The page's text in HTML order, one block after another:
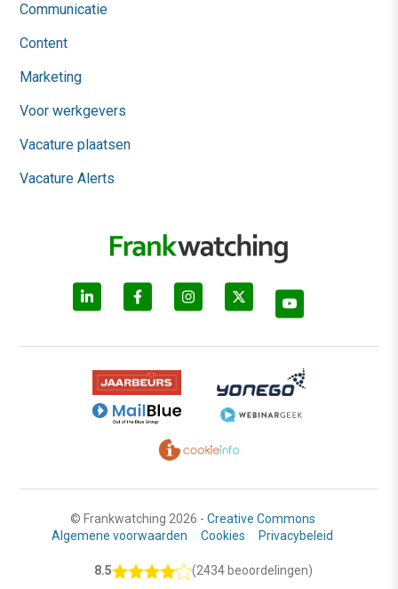
Communicatie
Content
Marketing
Voor werkgevers
Vacature plaatsen
Vacature Alerts
© Frankwatching 2026 - Creative Commons
Algemene voorwaarden
Cookies Privacybeleid
8.5 (2434 beoordelingen)